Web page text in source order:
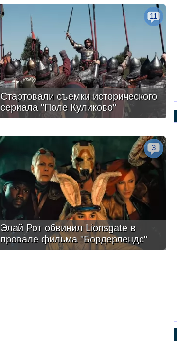
Стартовали съемки исторического
сериала "Поле Куликово"
11
Элай Рот обвинил Lionsgate в
провале фильма "Бордерлендс"
3